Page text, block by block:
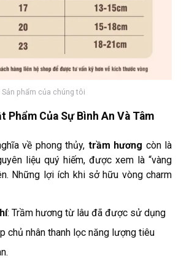
Sản phẩm của chúng tôi
Phẩm Của Sự Bình An Và Tâm
về phong thủy, trầm hương còn là
liệu quý hiếm, được xem là “vàng
Những lợi ích khi sở hữu vòng charm
: Trầm hương từ lâu đã được sử dụng
chủ nhân thanh lọc năng lượng tiêu